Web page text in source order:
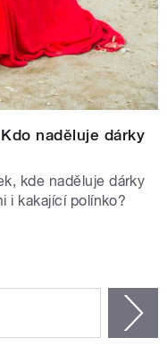
naděluje dárky
kde naděluje dárky
i kakající polínko?